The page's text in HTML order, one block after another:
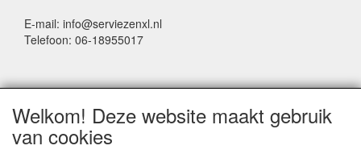
E-mail: info@serviezenxl.nl
Telefoon: 06-18955017
Voornaam
Welkom! Deze website maakt gebruik
van cookies